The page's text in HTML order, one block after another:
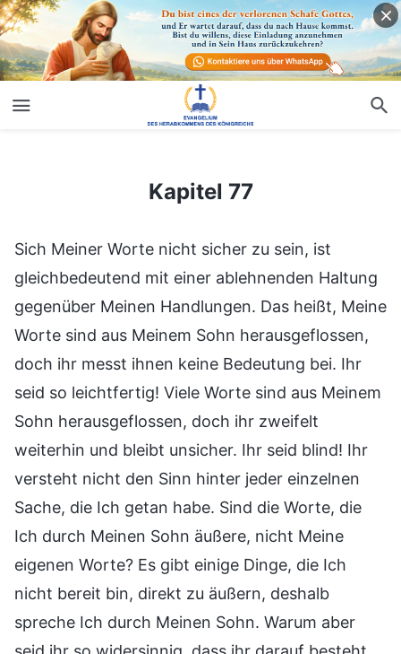
Kapitel 77
Sich Meiner Worte nicht sicher zu sein, ist
gleichbedeutend mit einer ablehnenden Haltung
gegenüber Meinen Handlungen. Das heißt, Meine
Worte sind aus Meinem Sohn herausgeflossen,
doch ihr messt ihnen keine Bedeutung bei. Ihr
seid so leichtfertig! Viele Worte sind aus Meinem
Sohn herausgeflossen, doch ihr zweifelt
weiterhin und bleibt unsicher. Ihr seid blind! Ihr
versteht nicht den Sinn hinter jeder einzelnen
Sache, die Ich getan habe. Sind die Worte, die
Ich durch Meinen Sohn äußere, nicht Meine
eigenen Worte? Es gibt einige Dinge, die Ich
nicht bereit bin, direkt zu äußern, deshalb
spreche Ich durch Meinen Sohn. Warum aber